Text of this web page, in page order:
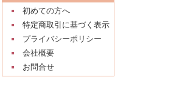
初めての方へ
特定商取引に基づく表示
プライバシーポリシー
会社概要
お問合せ